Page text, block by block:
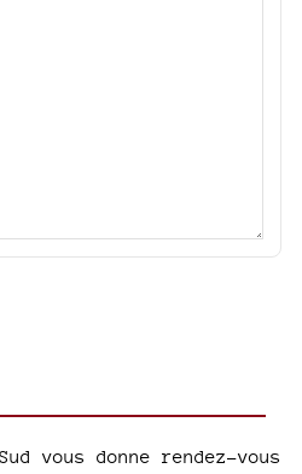
vous donne rendez-vous